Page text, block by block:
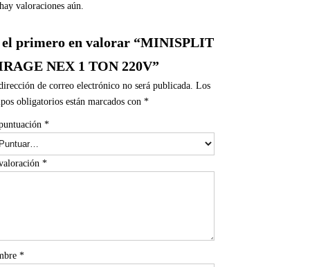
valoraciones aún.
el primero en valorar “MINISPLIT
NEX 1 TON 220V”
de correo electrónico no será publicada. Los
obligatorios están marcados con *
*
*
*